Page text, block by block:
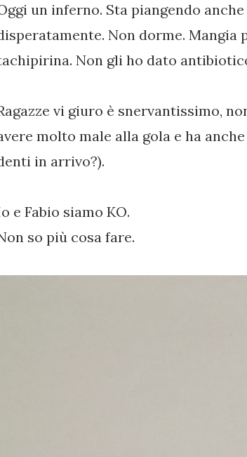
un inferno. Sta piangendo
Non dorme. Mangia
Non gli ho dato
vi giuro è snervantissimo,
molto male alla gola e ha
in arrivo?).
e Fabio siamo KO.
so più cosa fare.